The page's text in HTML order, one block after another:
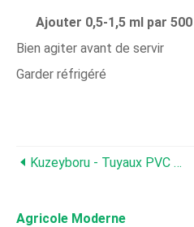
Ajouter 0,5-1,5 ml par
Bien agiter avant de servir
Garder réfrigéré
Kuzeyboru - Tuyaux PVC Pisciculture
Agricole Moderne